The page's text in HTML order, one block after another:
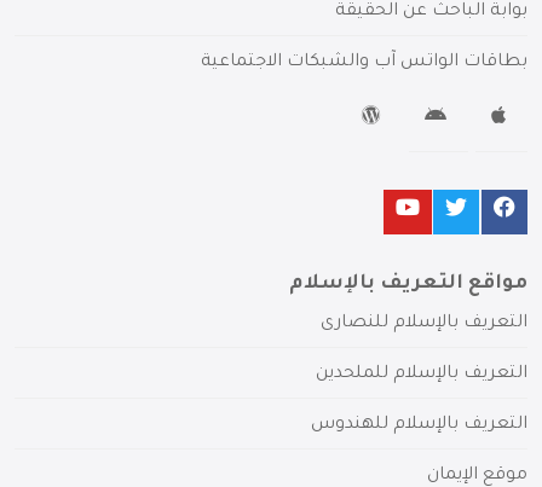
بوابة الباحث عن الحقيقة
بطاقات الواتس آب والشبكات الاجتماعية
مواقع التعريف بالإسلام
التعريف بالإسلام للنصارى
التعريف بالإسلام للملحدين
التعريف بالإسلام للهندوس
موقع الإيمان